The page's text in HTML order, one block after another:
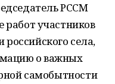
РССМ
участников
села,
о важных
самобытности